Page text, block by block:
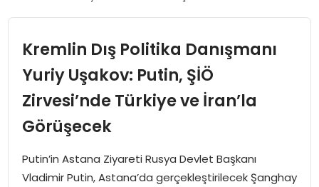
İDEAL SPOR
MAGAZIN
Kremlin Dış Politika Danışmanı
Yuriy Uşakov: Putin, ŞİÖ
Zirvesi’nde Türkiye ve İran’la
Görüşecek
Putin’in Astana Ziyareti Rusya Devlet Başkanı
Vladimir Putin, Astana’da gerçekleştirilecek Şanghay